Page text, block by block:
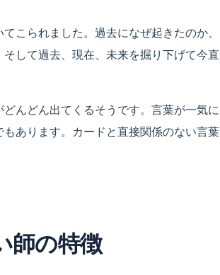
こられました。過去になぜ起きたのか、
して過去、現在、未来を掘り下げて今直
んどん出てくるそうです。言葉が一気に
あります。カードと直接関係のない言葉
師の特徴